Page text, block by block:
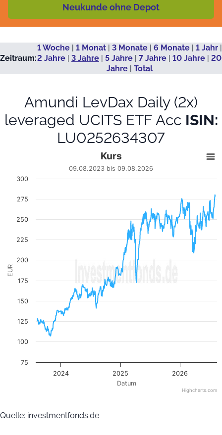
Neukunde ohne Depot
Zeitraum:
1 Woche| 1 Monat| 3 Monate| 6 Monate| 1 Jahr|
2 Jahre | 3 Jahre | 5 Jahre | 7 Jahre | 10 Jahre | 20
Jahre| Total
Amundi LevDax Daily (2x)
leveraged UCITS ETF Acc ISIN:
LU0252634307
Line chart with 688 data points.
09.08.2023 bis 09.08.2026
The chart has 1 X axis displaying Datum. Data ranges
The chart has 1 Y axis displaying EUR. Data ranges from
Datum
EUR
Kurs
09.08.2023 bis 09.08.2026
2024 2025 2026
100
150
200
250
300
75
125
175
225
275
Highcharts.com
Quelle: investmentfonds.de